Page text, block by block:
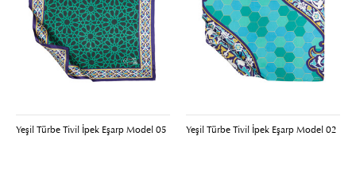
Yeşil Türbe Tivil İpek Eşarp Model 05 Yeşil Türbe Tivil İpek Eşarp Model 02